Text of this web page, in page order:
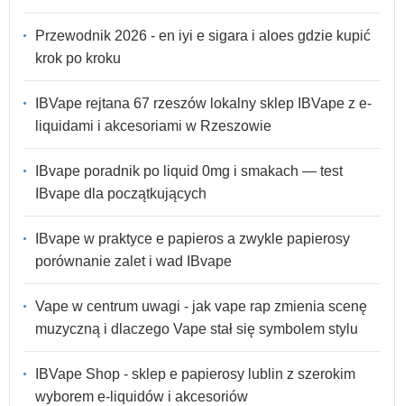
Przewodnik 2026 - en iyi e sigara i aloes gdzie kupić
krok po kroku
IBVape rejtana 67 rzeszów lokalny sklep IBVape z e-
liquidami i akcesoriami w Rzeszowie
IBvape poradnik po liquid 0mg i smakach — test
IBvape dla początkujących
IBvape w praktyce e papieros a zwykle papierosy
porównanie zalet i wad IBvape
Vape w centrum uwagi - jak vape rap zmienia scenę
muzyczną i dlaczego Vape stał się symbolem stylu
IBVape Shop - sklep e papierosy lublin z szerokim
wyborem e-liquidów i akcesoriów